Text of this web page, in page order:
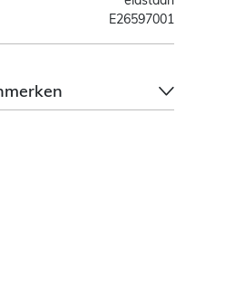
E26597001